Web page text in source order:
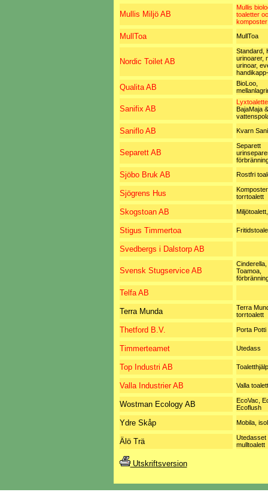
Mullis Miljö AB
Mullis
toaletter
komposter
MullToa MullToa
Nordic Toilet AB
Standard,
urinoarer,
urinoar,
Qualita AB
BioLoo,
Sanifix AB
BajaMaja
Saniflo AB Kvarn
Separett AB
Separett
Sjöbo Bruk AB Rostfri
Sjögrens Hus
torrtoalett
Skogstoan AB
Stigus Timmertoa
Svedbergs i Dalstorp AB
Svensk Stugservice AB
Toamoa,
Telfa AB
Terra Munda
Terra
torrtoalett
Thetford B.V. Porta Potti
Timmerteamet Utedass
Top Industri AB Toaletthjälp
Valla Industrier AB Valla
Wostman Ecology AB
EcoVac,
Ecoflush
Ydre Skåp Mobila,
Älö Trä
Utedasset
mulltoalett
Utskriftsversion